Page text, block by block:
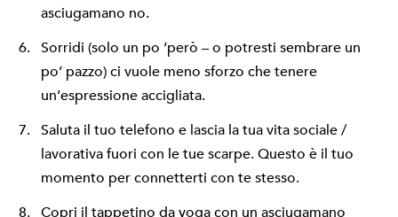
asciugamano no.
Sorridi (solo un po ‘però – o potresti sembrare un
po’ pazzo) ci vuole meno sforzo che tenere
un’espressione accigliata.
Saluta il tuo telefono e lascia la tua vita sociale /
lavorativa fuori con le tue scarpe. Questo è il tuo
momento per connetterti con te stesso.
Copri il tappetino da yoga con un asciugamano